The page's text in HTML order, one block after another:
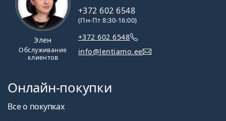
Элен
Обслуживание
клиентов
+372 602 6548
(Пн-Пт 8:30-16:00)
+372 602 6548
info@lentiamo.ee
Онлайн-покупки
Все о покупках